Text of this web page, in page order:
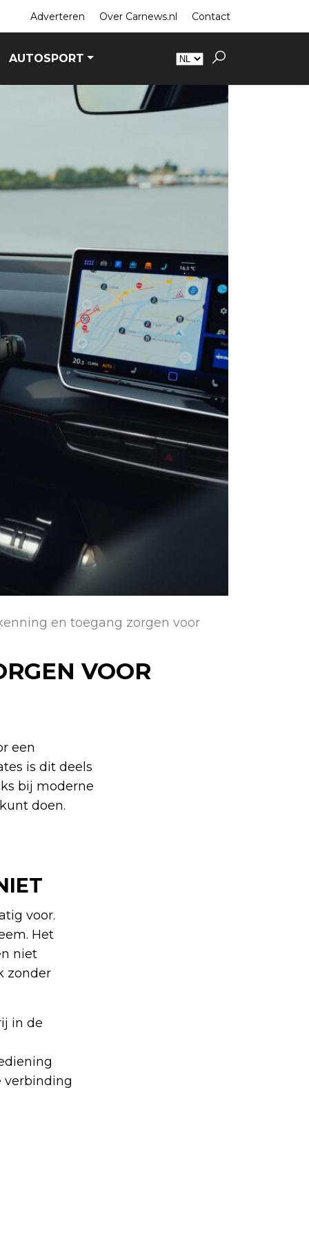
Adverteren Over Carnews.nl Contact
AUTOSPORT
en toegang zorgen voor
VOOR
een
is dit deels
bij moderne
doen.
voor.
Het
niet
zonder
in de
verbinding